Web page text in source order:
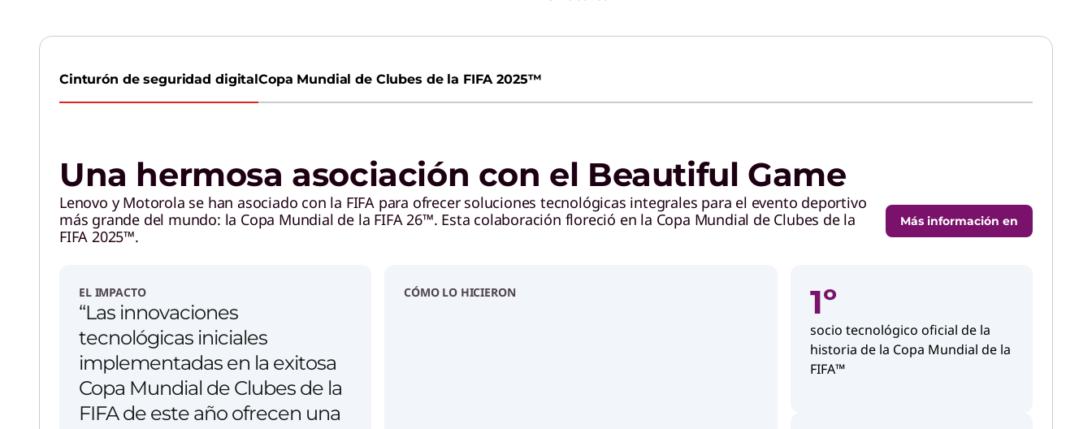
Cinturón de seguridad digitalCopa Mundial de Clubes de la FIFA 2025™
Una hermosa asociación con el Beautiful Game
Lenovo y Motorola se han asociado con la FIFA para ofrecer soluciones tecnológicas integrales para el evento deportivo
más grande del mundo: la Copa Mundial de la FIFA 26™. Esta colaboración floreció en la Copa Mundial de Clubes de la
FIFA 2025™.
Más información en
EL IMPACTO
“Las innovaciones
tecnológicas iniciales
implementadas en la exitosa
Copa Mundial de Clubes de la
FIFA de este año ofrecen una
CÓMO LO HICIERON 1º
socio tecnológico oficial de la
historia de la Copa Mundial de la
FIFA™